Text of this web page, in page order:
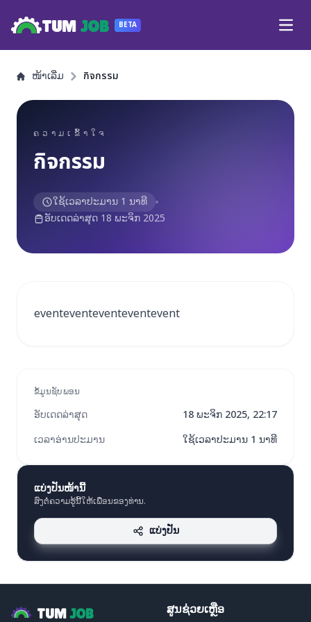
TUM JOB BETA
ໜ້າເລີ່ມ กิจกรรม
ຄວາມເຂົ້າໃຈ
กิจกรรม
ໃຊ້ເວລາປະມານ 1 ນາທີ
ອັບເດດລ່າສຸດ 18 ພະຈິກ 2025
eventeventeventeventevent
ຂໍ້ມູນຊັບພອນ
ອັບເດດລ່າສຸດ
18 ພະຈິກ 2025, 22:17
ເວລາອ່ານປະມານ
ໃຊ້ເວລາປະມານ 1 ນາທີ
ແບ່ງປັນໜ້ານີ້
ສົ່ງຕໍ່ຄວາມຮູ້ນີ້ໃຫ້ເພື່ອນຂອງທ່ານ.
ແບ່ງປັນ
TUMJOB ສູນຊ່ວຍເຫຼືອ